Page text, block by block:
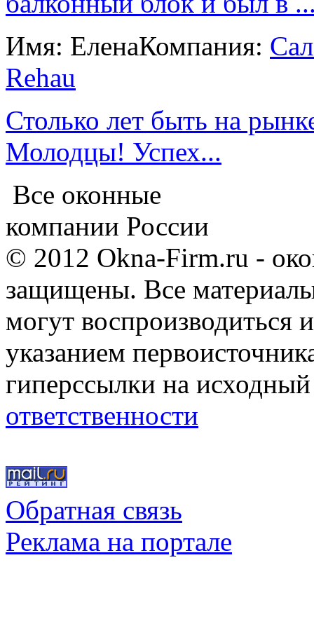
Имя: ЕленаКомпания:
Rehau
Столько лет быть на
Молодцы! Успех...
Все оконные
компании России
© 2012 Okna-Firm.ru -
защищены. Все
могут воспроизводиться
указанием
гиперссылки на
ответственности
Обратная связь
Реклама на портале